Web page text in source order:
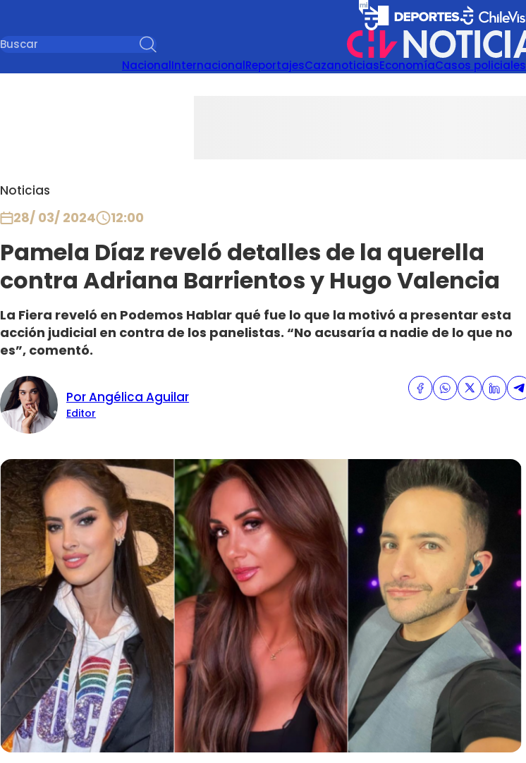
NacionalInternacionalReportajesCazanoticiasEconomíaCasos policiales
Noticias
28/ 03/ 2024 12:00
Pamela Díaz reveló detalles de la querella
contra Adriana Barrientos y Hugo Valencia
La Fiera reveló en Podemos Hablar qué fue lo que la motivó a presentar esta
acción judicial en contra de los panelistas. “No acusaría a nadie de lo que no
es”, comentó.
Por Angélica Aguilar
Editor